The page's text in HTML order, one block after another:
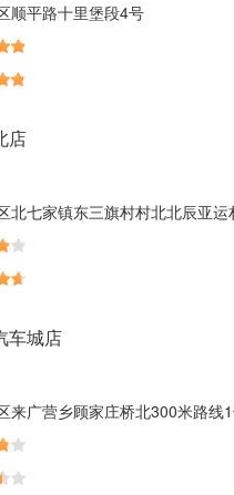
顺平路十里堡段4号
店
七家镇东三旗村村北北辰亚运村汽车
车城店
广营乡顾家庄桥北300米路线1号楼